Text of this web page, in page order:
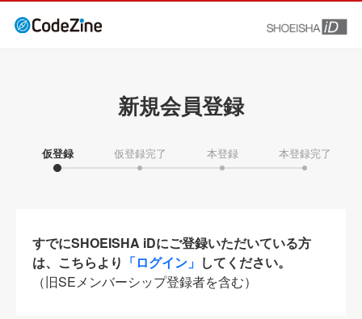
新規会員登録
仮登録 仮登録完了 本登録 本登録完了
すでにSHOEISHA iDにご登録いただいている方
は、こちらより 「ログイン」 してください。
（旧SEメンバーシップ登録者を含む）